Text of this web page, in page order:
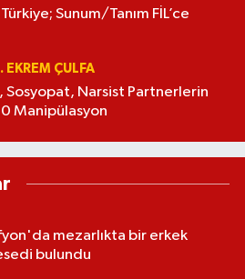
Sunum/Tanım FİL’ce
EKREM ÇULFA
Sosyopat, Narsist Partnerlerin
Manipülasyon
mezarlıkta bir erkek
bulundu